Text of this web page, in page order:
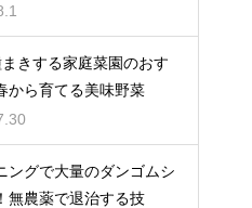
きする家庭菜園のおす
から育てる美味野菜
ングで大量のダンゴムシ
無農薬で退治する技